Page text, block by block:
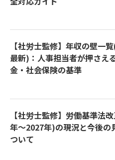
【社労士監修】年収の壁一
最新)：人事担当者が押さえ
金・社会保険の基準
【社労士監修】労働基準法
年～2027年)の現況と今後の
ついて